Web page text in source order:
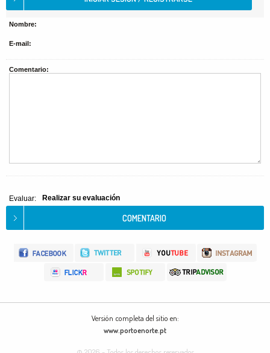
Nombre:
E-mail:
Comentario:
Evaluar: Realizar su evaluación
Versión completa del sitio en:
www.portoenorte.pt